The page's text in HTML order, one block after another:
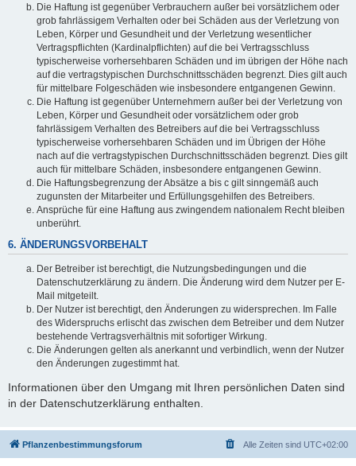
Die Haftung ist gegenüber Verbrauchern außer bei vorsätzlichem oder
grob fahrlässigem Verhalten oder bei Schäden aus der Verletzung von
Leben, Körper und Gesundheit und der Verletzung wesentlicher
Vertragspflichten (Kardinalpflichten) auf die bei Vertragsschluss
typischerweise vorhersehbaren Schäden und im übrigen der Höhe nach
auf die vertragstypischen Durchschnittsschäden begrenzt. Dies gilt auch
für mittelbare Folgeschäden wie insbesondere entgangenen Gewinn.
Die Haftung ist gegenüber Unternehmern außer bei der Verletzung von
Leben, Körper und Gesundheit oder vorsätzlichem oder grob
fahrlässigem Verhalten des Betreibers auf die bei Vertragsschluss
typischerweise vorhersehbaren Schäden und im Übrigen der Höhe
nach auf die vertragstypischen Durchschnittsschäden begrenzt. Dies gilt
auch für mittelbare Schäden, insbesondere entgangenen Gewinn.
Die Haftungsbegrenzung der Absätze a bis c gilt sinngemäß auch
zugunsten der Mitarbeiter und Erfüllungsgehilfen des Betreibers.
Ansprüche für eine Haftung aus zwingendem nationalem Recht bleiben
unberührt.
6. ÄNDERUNGSVORBEHALT
Der Betreiber ist berechtigt, die Nutzungsbedingungen und die
Datenschutzerklärung zu ändern. Die Änderung wird dem Nutzer per E-
Mail mitgeteilt.
Der Nutzer ist berechtigt, den Änderungen zu widersprechen. Im Falle
des Widerspruchs erlischt das zwischen dem Betreiber und dem Nutzer
bestehende Vertragsverhältnis mit sofortiger Wirkung.
Die Änderungen gelten als anerkannt und verbindlich, wenn der Nutzer
den Änderungen zugestimmt hat.
Informationen über den Umgang mit Ihren persönlichen Daten sind
in der Datenschutzerklärung enthalten.
Pflanzenbestimmungsforum Alle Zeiten sind UTC+02:00